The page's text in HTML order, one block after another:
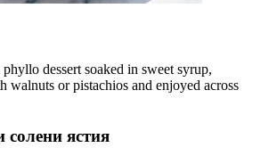
dessert soaked in sweet syrup,
walnuts or pistachios and enjoyed across
ястия